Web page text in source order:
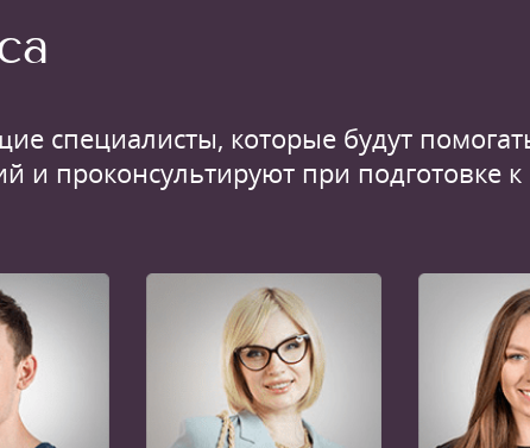
специалисты, которые будут
и проконсультируют при подготовке